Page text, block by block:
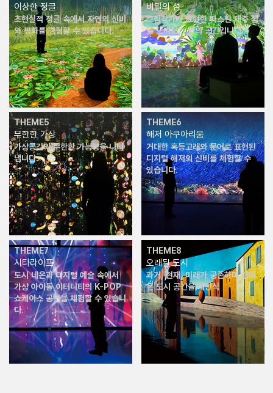
이상한 정글
초현실적 정글 속에서 자연의 신비
와 평화를 경험할 수 있습니다.
비밀의 섬
그림작가가 표현한 따스한 제주 섬
을 느껴보는 쉼의 공간입니다.
THEME5
무한한 가상
가상공간의 무한한 가능성을 나타
냅니다.
THEME6
해저 아쿠아리움
거대한 혹등고래와 문어로 표현된
디지털 해저의 신비를 체험할 수
있습니다.
THEME7
시티라이프
도시 네온과 디지털 예술 속에서
가상 아이돌 이터니티의 K-POP
쇼케이스 공연을 체험할 수 있습니
다.
THEME8
오래된 도시
과거, 현재, 미래가 공존하며 살아
온 도시 공간을 재인식